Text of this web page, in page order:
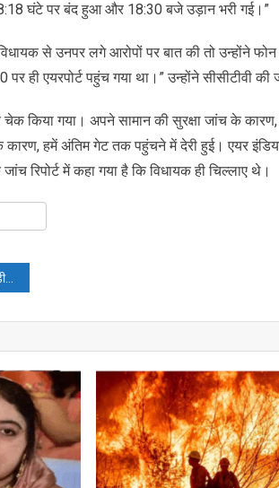
घंटे पर बंद हुआ और 18:30 बजे उड़ान भरी गई।”
से उनपर लगे आरोपों पर बात की तो उन्होंने
ही एयरपोर्ट पहुंच गया था।” उन्होंने सीसीटीवी की
चेक किया गया। अपने सामान की सुरक्षा जांच के
कारण, हमें अंतिम गेट तक पहुंचने में देरी हुई। एयर
रिपोर्ट में कहा गया है कि विधायक ही चिल्लाए थे।